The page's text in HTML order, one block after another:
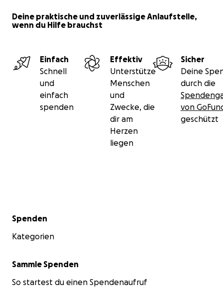
Deine praktische und zuverlässige Anlaufstelle,
wenn du Hilfe brauchst
Einfach
Schnell
und
einfach
spenden
Effektiv
Unterstütze
Menschen
und
Zwecke, die
dir am
Herzen
liegen
Sicher
Deine
durch die
von
geschützt
Sekundärmenü
Spenden
Kategorien
Sammle Spenden
So startest du einen Spendenaufruf